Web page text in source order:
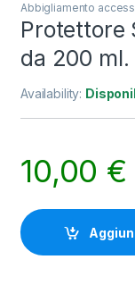
Abbigliamento
Protettore
da 200 ml.
Availability:
10,00 €